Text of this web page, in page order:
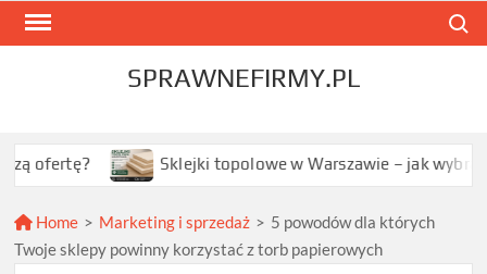
Skip
SPRAWNEFIRMY.PL
Sklejki topolowe w Warszawie – jak wybrać
Home > Marketing i sprzedaż > 5 powodów dla których
Twoje sklepy powinny korzystać z torb papierowych